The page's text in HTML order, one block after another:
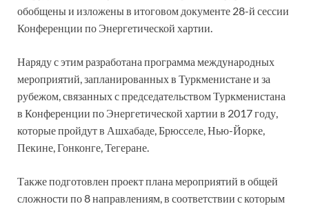
обобщены и изложены в итоговом документе 28-й сессии
Конференции по Энергетической хартии.
Наряду с этим разработана программа международных
мероприятий, запланированных в Туркменистане и за
рубежом, связанных с председательством Туркменистана
в Конференции по Энергетической хартии в 2017 году,
которые пройдут в Ашхабаде, Брюсселе, Нью-Йорке,
Пекине, Гонконге, Тегеране.
Также подготовлен проект плана мероприятий в общей
сложности по 8 направлениям, в соответствии с которым